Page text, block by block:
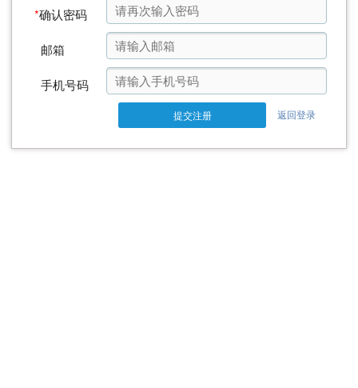
*确认密码
邮箱
手机号码
提交注册 返回登录